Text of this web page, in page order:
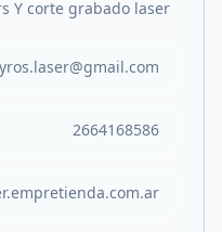
Y corte grabado laser
2664168586